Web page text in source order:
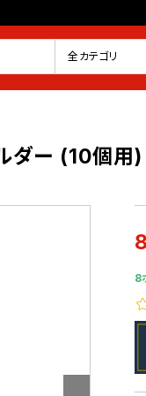
全カテゴリ
ダー (10個用)
8